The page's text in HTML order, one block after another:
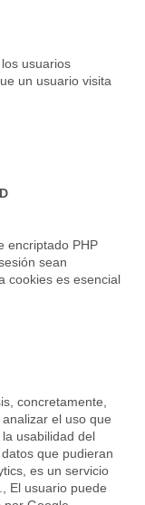
usuarios
un usuario visita
encriptado PHP
sean
cookies es esencial
concretamente,
el uso que
usabilidad del
que pudieran
es un servicio
El usuario puede